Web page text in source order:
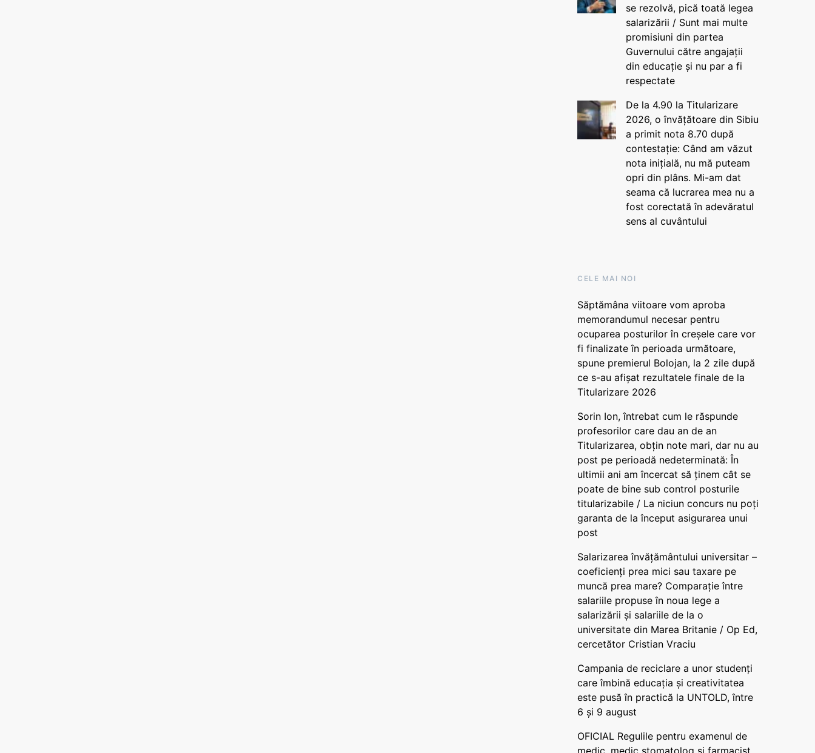
se rezolvă, pică toată legea
salarizării / Sunt mai multe
promisiuni din partea
Guvernului către angajații
din educație și nu par a fi
respectate
De la 4.90 la Titularizare
2026, o învățătoare din Sibiu
a primit nota 8.70 după
contestație: Când am văzut
nota inițială, nu mă puteam
opri din plâns. Mi-am dat
seama că lucrarea mea nu a
fost corectată în adevăratul
sens al cuvântului
CELE MAI NOI
Săptămâna viitoare vom aproba
memorandumul necesar pentru
ocuparea posturilor în creșele care vor
fi finalizate în perioada următoare,
spune premierul Bolojan, la 2 zile după
ce s-au afișat rezultatele finale de la
Titularizare 2026
Sorin Ion, întrebat cum le răspunde
profesorilor care dau an de an
Titularizarea, obțin note mari, dar nu au
post pe perioadă nedeterminată: În
ultimii ani am încercat să ținem cât se
poate de bine sub control posturile
titularizabile / La niciun concurs nu poți
garanta de la început asigurarea unui
post
Salarizarea învățământului universitar –
coeficienți prea mici sau taxare pe
muncă prea mare? Comparație între
salariile propuse în noua lege a
salarizării și salariile de la o
universitate din Marea Britanie / Op Ed,
cercetător Cristian Vraciu
Campania de reciclare a unor studenți
care îmbină educația și creativitatea
este pusă în practică la UNTOLD, între
6 și 9 august
OFICIAL Regulile pentru examenul de
medic, medic stomatolog și farmacist